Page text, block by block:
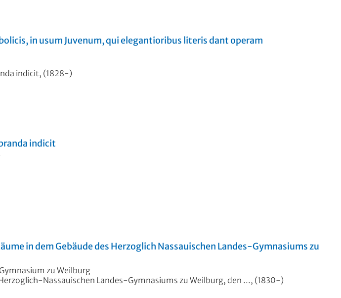
in usum Juvenum, qui elegantioribus literis dant operam
indicit, (1828-)
indicit
in dem Gebäude des Herzoglich Nassauischen Landes-Gymnasiums zu
zu Weilburg
Nassauischen Landes-Gymnasiums zu Weilburg, den ..., (1830-)